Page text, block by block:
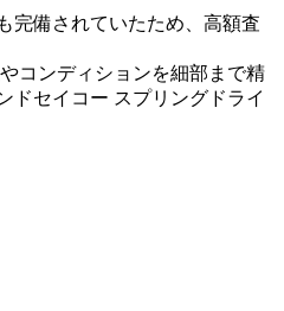
完備されていたため、高額査
コンディションを細部まで精
ドセイコー スプリングドライ